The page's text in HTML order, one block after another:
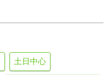
土日中心